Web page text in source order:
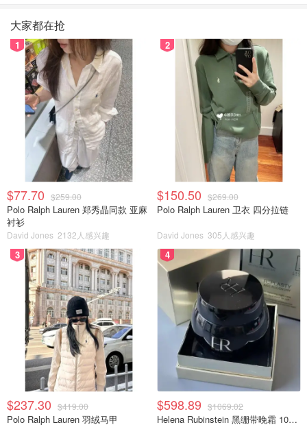
大家都在抢
1
$77.70 $259.00
Polo Ralph Lauren 郑秀晶同款 亚麻
衬衫
David Jones 2132人感兴趣
2
$150.50 $269.00
Polo Ralph Lauren 卫衣 四分拉链
David Jones 305人感兴趣
3
$237.30 $419.00
Polo Ralph Lauren 羽绒马甲
4
$598.89 $1069.02
Helena Rubinstein 黑绷带晚霜 100ml